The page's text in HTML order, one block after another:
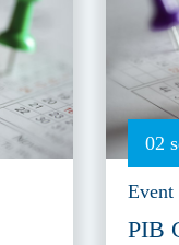
02
Event
PIB